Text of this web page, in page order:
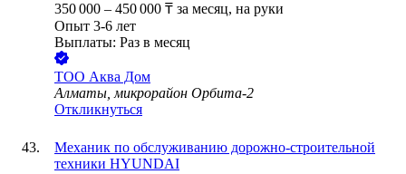
350 000 – 450 000 ₸ за месяц, на руки
Опыт 3-6 лет
Выплаты: Раз в месяц
ТОО Аква Дом
Алматы, микрорайон Орбита-2
Откликнуться
Механик по обслуживанию дорожно-строительной
техники HYUNDAI